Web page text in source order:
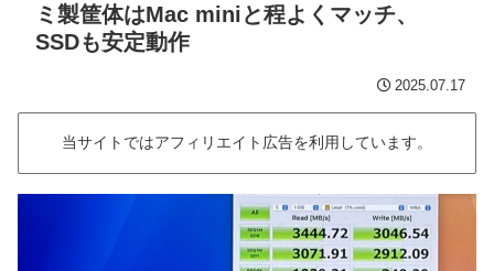
ミ製筐体はMac miniと程よくマッチ、
SSDも安定動作
2025.07.17
当サイトではアフィリエイト広告を利用しています。